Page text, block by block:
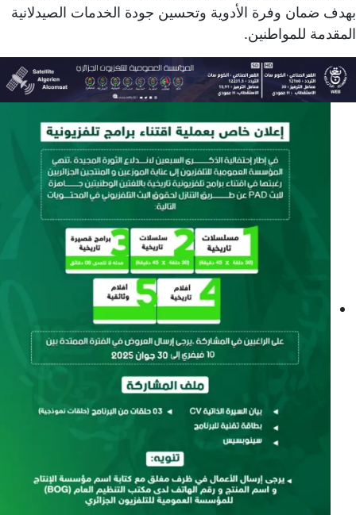
بهدف ضمان وفرة الأدوية وتحسين جودة الخدمات الصيدلانية
المقدمة للمواطنين.